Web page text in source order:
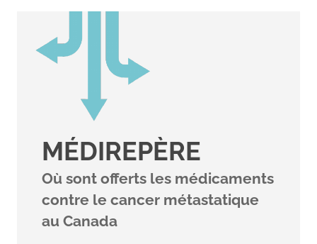
MÉDIREPÈRE
Où sont offerts les médicaments
contre le cancer métastatique
au Canada